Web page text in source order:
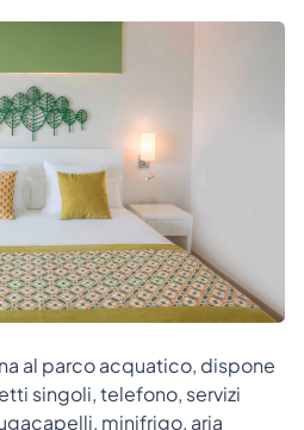
al parco acquatico, dispone
singoli, telefono, servizi
minifrigo, aria